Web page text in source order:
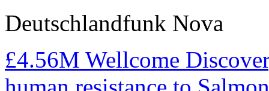
Deutschlandfunk Nova
£4.56M Wellcome